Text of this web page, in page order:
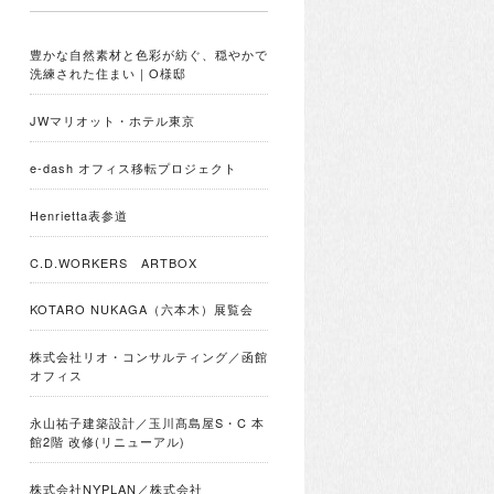
豊かな自然素材と色彩が紡ぐ、穏やかで
洗練された住まい｜O様邸
JWマリオット・ホテル東京
e-dash オフィス移転プロジェクト
Henrietta表参道
C.D.WORKERS ARTBOX
KOTARO NUKAGA（六本木）展覧会
株式会社リオ・コンサルティング／函館
オフィス
永山祐子建築設計／玉川髙島屋S・C 本
館2階 改修(リニューアル)
株式会社NYPLAN／株式会社